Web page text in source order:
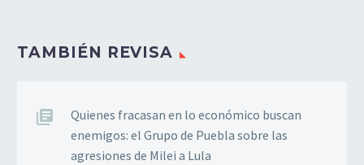
TAMBIÉN REVISA
Quienes fracasan en lo económico buscan
enemigos: el Grupo de Puebla sobre las
agresiones de Milei a Lula